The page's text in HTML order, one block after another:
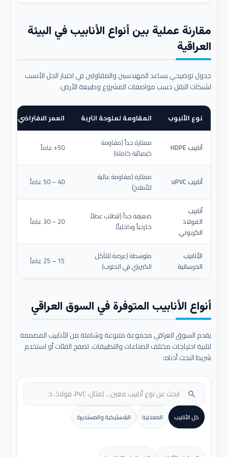
مقارنة عملية بين أنواع الأنابيب في البيئة
العراقية
جدول توضيحي يساعد المهندسين والمقاولين في اختيار الحل الأنسب
لشبكات النقل حسب مواصفات المشروع وطبيعة الأرض:
نوع الأنبوب المقاومة لملوحة التربة العمر الافتراضي
أنابيب HDPE
ممتازة جداً (مقاومة
كيميائية كاملة)
50+ عاماً
أنابيب uPVC
ممتازة (مقاومة عالية
للأملاح)
40 – 50 عاماً
أنابيب
الفولاذ
الكربوني
ضعيفة جداً (تتطلب عطلاً
خارجياً وداخلياً)
20 – 30 عاماً
الأنابيب
الخرسانية
متوسطة (عرضة للتآكل
الكبريتي في الجنوب)
15 – 25 عاماً
أنواع الأنابيب المتوفرة في السوق العراقي
يقدم السوق العراقي مجموعة متنوعة وشاملة من الأنابيب المصممة
لتلبية احتياجات مختلف الصناعات والتطبيقات. تصفح الفئات أو استخدم
شريط البحث أدناه:
search
كل الأنابيب المعدنية البلاستيكية والمستديرة